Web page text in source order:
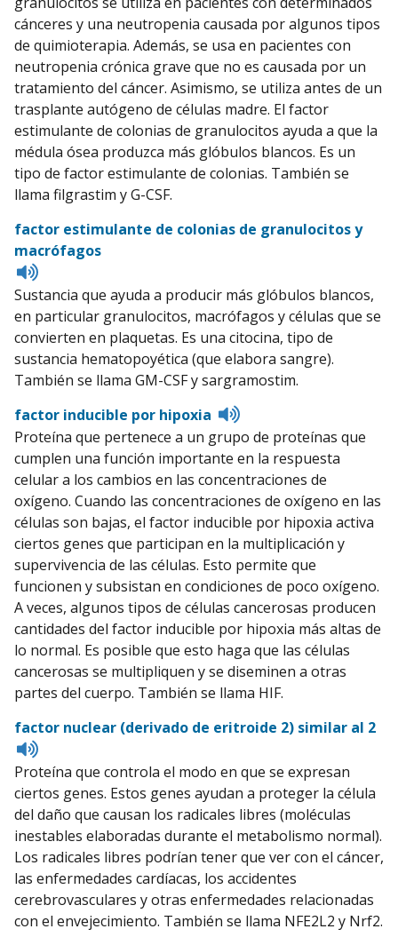
cánceres y una neutropenia causada por algunos tipos
de quimioterapia. Además, se usa en pacientes con
neutropenia crónica grave que no es causada por un
tratamiento del cáncer. Asimismo, se utiliza antes de un
trasplante autógeno de células madre. El factor
estimulante de colonias de granulocitos ayuda a que la
médula ósea produzca más glóbulos blancos. Es un
tipo de factor estimulante de colonias. También se
llama filgrastim y G-CSF.
factor estimulante de colonias de granulocitos y
macrófagos
Listen
to
pronunciation
Sustancia que ayuda a producir más glóbulos blancos,
en particular granulocitos, macrófagos y células que se
convierten en plaquetas. Es una citocina, tipo de
sustancia hematopoyética (que elabora sangre).
También se llama GM-CSF y sargramostim.
factor inducible por hipoxia
Listen
pronunciation
Proteína que pertenece a un grupo de proteínas que
cumplen una función importante en la respuesta
celular a los cambios en las concentraciones de
oxígeno. Cuando las concentraciones de oxígeno en las
células son bajas, el factor inducible por hipoxia activa
ciertos genes que participan en la multiplicación y
supervivencia de las células. Esto permite que
funcionen y subsistan en condiciones de poco oxígeno.
A veces, algunos tipos de células cancerosas producen
cantidades del factor inducible por hipoxia más altas de
lo normal. Es posible que esto haga que las células
cancerosas se multipliquen y se diseminen a otras
partes del cuerpo. También se llama HIF.
factor nuclear (derivado de eritroide 2) similar al 2
Listen
to
pronunciation
Proteína que controla el modo en que se expresan
ciertos genes. Estos genes ayudan a proteger la célula
del daño que causan los radicales libres (moléculas
inestables elaboradas durante el metabolismo normal).
Los radicales libres podrían tener que ver con el cáncer,
las enfermedades cardíacas, los accidentes
cerebrovasculares y otras enfermedades relacionadas
con el envejecimiento. También se llama NFE2L2 y Nrf2.